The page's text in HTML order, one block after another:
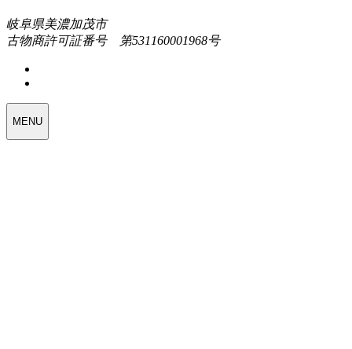
岐阜県美濃加茂市
古物商許可証番号 第531160001968号
MENU